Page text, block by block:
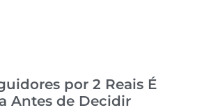
por 2 Reais É
Antes de Decidir